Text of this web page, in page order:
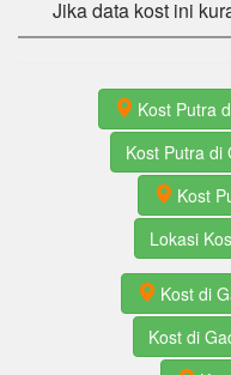
Jika data kost ini
Kost Putra
Kost Putra di
Kost
Lokasi
Kost di
Kost di